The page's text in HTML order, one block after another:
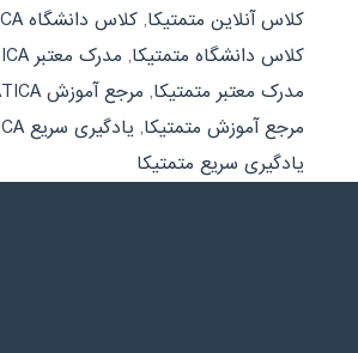
کلاس آنلاین متمتیکا, کلاس دانشگاه MATHEMATICA
کلاس دانشگاه متمتیکا, مدرک معتبر MATHEMATICA
مدرک معتبر متمتیکا, مرجع آموزش MATHEMATICA
مرجع آموزش متمتیکا, یادگیری سریع MATHEMATICA
یادگیری سریع متمتیکا